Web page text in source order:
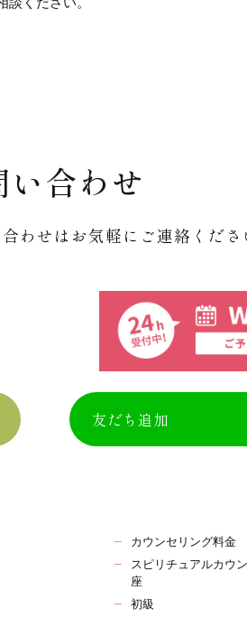
い合わせ
わせはお気軽にご連絡くださ
友だち追加
カウンセリング料金
スピリチュアルカウ
座
初級